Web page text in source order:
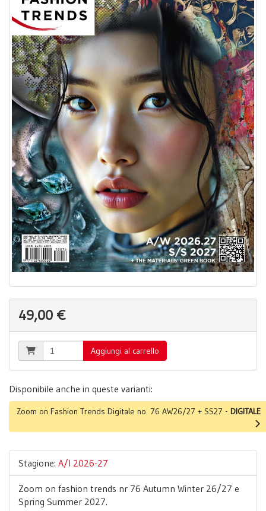
49,00 €
Aggiungi al carrello
Disponibile anche in queste varianti:
Zoom on Fashion Trends Digitale no. 76 AW26/27 + SS27 - DIGITALE
Stagione: A/I 2026-27
Zoom on fashion trends nr 76 Autumn Winter 26/27 e
Spring Summer 2027.